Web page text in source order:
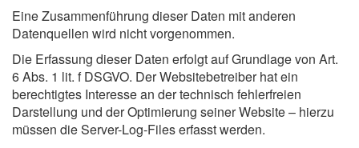
Eine Zusammenführung dieser Daten mit anderen
Datenquellen wird nicht vorgenommen.
Die Erfassung dieser Daten erfolgt auf Grundlage von Art.
6 Abs. 1 lit. f DSGVO. Der Websitebetreiber hat ein
berechtigtes Interesse an der technisch fehlerfreien
Darstellung und der Optimierung seiner Website – hierzu
müssen die Server-Log-Files erfasst werden.